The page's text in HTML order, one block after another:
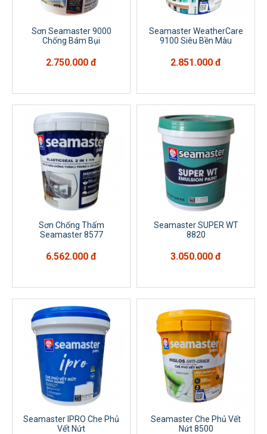
Sơn Seamaster 9000
Chống Bám Bụi
2.750.000 đ
Seamaster WeatherCare
9100 Siêu Bền Màu
2.851.000 đ
Sơn Chống Thấm
Seamaster 8577
6.562.000 đ
Seamaster SUPER WT
8820
3.050.000 đ
Seamaster IPRO Che Phủ
Vết Nứt
Seamaster Che Phủ Vết
Nứt 8500